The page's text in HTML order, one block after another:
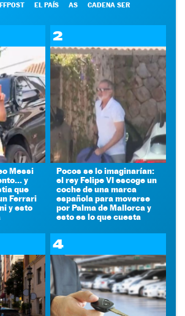
EL PAÍS AS CADENA SER
Messi
y
que
Ferrari
y esto
2
Pocos se lo imaginarían:
el rey Felipe VI escoge un
coche de una marca
española para moverse
por Palma de Mallorca y
esto es lo que cuesta
4